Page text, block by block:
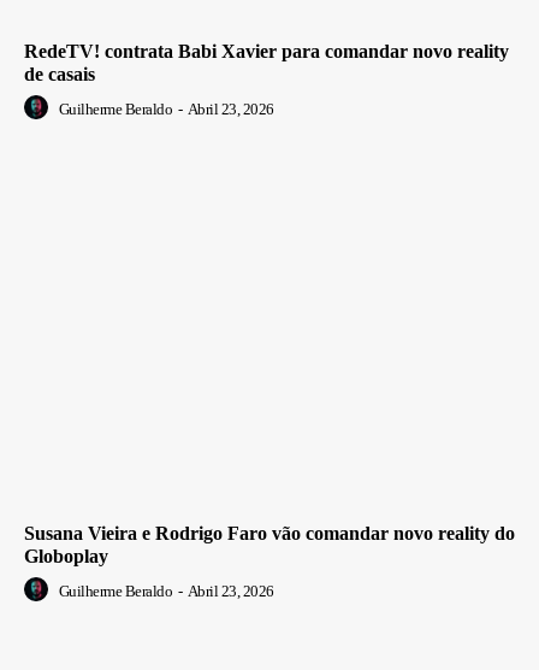
RedeTV! contrata Babi Xavier para comandar novo reality
de casais
Guilherme Beraldo - Abril 23, 2026
Susana Vieira e Rodrigo Faro vão comandar novo reality do
Globoplay
Guilherme Beraldo - Abril 23, 2026